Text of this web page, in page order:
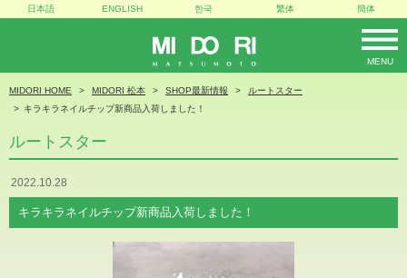
MIDORI
MENU
日本語 ENGLISH 한국 繁体 簡体
MIDORI HOME MIDORI 松本 SHOP最新情報
ルートスター
キラキラネイルチップ新商品入荷しました！
ルートスター
2022.10.28
キラキラネイルチップ新商品入荷しました！